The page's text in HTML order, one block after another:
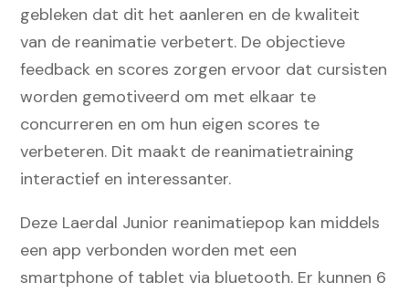
gebleken dat dit het aanleren en de kwaliteit
van de reanimatie verbetert. De objectieve
feedback en scores zorgen ervoor dat cursisten
worden gemotiveerd om met elkaar te
concurreren en om hun eigen scores te
verbeteren. Dit maakt de reanimatietraining
interactief en interessanter.
Deze Laerdal Junior reanimatiepop kan middels
een app verbonden worden met een
smartphone of tablet via bluetooth. Er kunnen 6